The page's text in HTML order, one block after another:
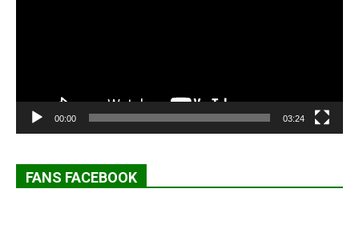
00:00 03:24
FANS FACEBOOK